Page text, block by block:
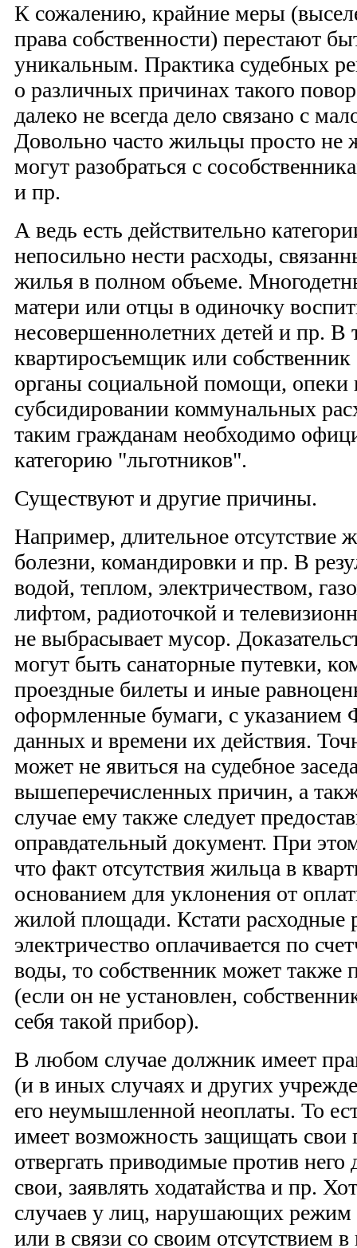
К сожалению, крайние меры
права собственности) перестают
уникальным. Практика судебных
о различных причинах такого
далеко не всегда дело связано с
Довольно часто жильцы просто не
могут разобраться с
и пр.
А ведь есть действительно
непосильно нести расходы,
жилья в полном объеме.
матери или отцы в одиночку
несовершеннолетних детей и пр. В
квартиросъемщик или собственник
органы социальной помощи, опеки
субсидировании коммунальных
таким гражданам необходимо
категорию "льготников".
Существуют и другие причины.
Например, длительное отсутствие
болезни, командировки и пр. В
водой, теплом, электричеством,
лифтом, радиоточкой и
не выбрасывает мусор.
могут быть санаторные путевки,
проездные билеты и иные
оформленные бумаги, с
данных и времени их действия.
может не явиться на судебное
вышеперечисленных причин, а
случае ему также следует
оправдательный документ. При
что факт отсутствия жильца в
основанием для уклонения от
жилой площади. Кстати расходные
электричество оплачивается по
воды, то собственник может также
(если он не установлен,
себя такой прибор).
В любом случае должник имеет
(и в иных случаях и других
его неумышленной неоплаты. То
имеет возможность защищать свои
отвергать приводимые против
свои, заявлять ходатайства и пр.
случаев у лиц, нарушающих режим
или в связи со своим отсутствием